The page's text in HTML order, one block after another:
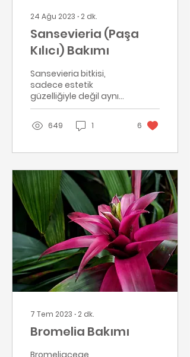
24 Ağu 2023 ∙ 2 dk.
Sansevieria (Paşa
Kılıcı) Bakımı
Sansevieria bitkisi,
sadece estetik
güzelliğiyle değil aynı
zamanda
dayanıklılığıyla da öne
çıkar. Kalın ve etli
depolar...
649 1 6
7 Tem 2023 ∙ 2 dk.
Bromelia Bakımı
Bromeliaceae